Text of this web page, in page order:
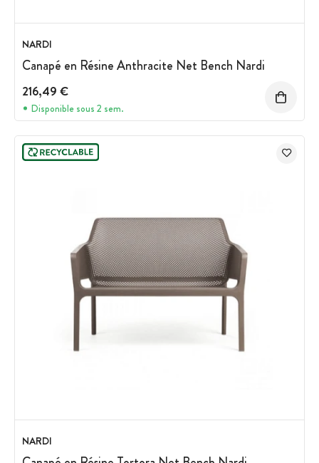
NARDI
Canapé en Résine Anthracite Net Bench Nardi
216,49 €
Disponible sous 2 sem.
NARDI